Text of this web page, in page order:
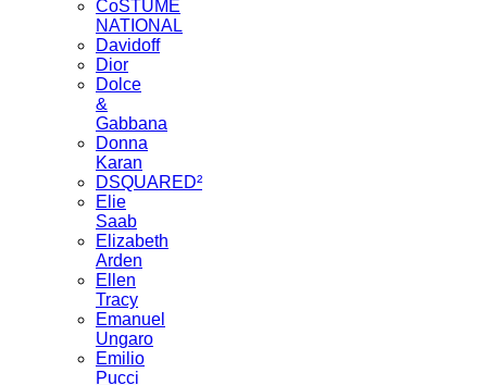
CoSTUME
NATIONAL
Davidoff
Dior
Dolce
&
Gabbana
Donna
Karan
DSQUARED²
Elie
Saab
Elizabeth
Arden
Ellen
Tracy
Emanuel
Ungaro
Emilio
Pucci